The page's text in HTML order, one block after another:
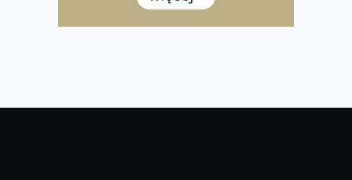
Już w tę sobotę 35. Bieg Powstania Warszawskiego.
Wystartuje rekordowa liczba uczestników